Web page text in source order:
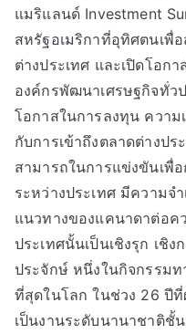
แมริแลนด์ Investment
สหรัฐอเมริกาที่อุทิศตนเพื่
ต่างประเทศ และเปิดโอก
องค์กรพัฒนาเศรษฐกิจทั่ว
โอกาสในการลงทุน ความ
กับการเข้าถึงตลาดต่างปร
สามารถในการแข่งขันเพื่
ระหว่างประเทศ มีความจ
แนวทางของแคนาดาต่อค
ประเทศนั้นเป็นเชิงรุก เชิ
ประจักษ์ หนึ่งในกิจกรรม
ที่สุดในโลก ในช่วง 26 ปี
เป็นงานระดับนานาชาติชั้